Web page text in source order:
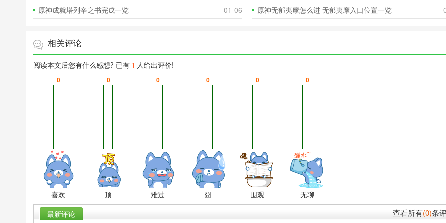
01-06
原神成就塔列辛之书完成一览 原神无郁夷摩怎么进 无郁夷摩入口位置一览
相关评论
阅读本文后您有什么感想? 已有 1 人给出评价!
0
喜欢
0
顶
0
难过
0
囧
0
围观
0
无聊
最新评论
查看所有(0)条